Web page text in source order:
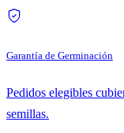
Garantía de Germinación
Pedidos elegibles
semillas.